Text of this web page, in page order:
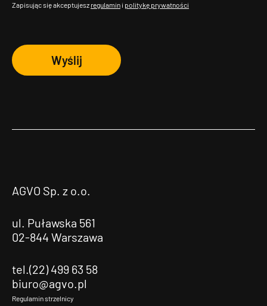
Zapisując się akceptujesz regulamin i politykę prywatności
Wyślij
AGVO Sp. z o.o.
ul. Puławska 561
02-844 Warszawa
tel.(22) 499 63 58
biuro@agvo.pl
Regulamin strzelnicy